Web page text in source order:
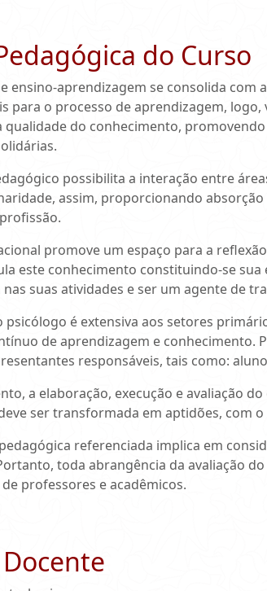
do Curso
ensino-aprendizagem se consolida
para o processo de aprendizagem,
do conhecimento,
possibilita a interação entre
assim, proporcionando
promove um espaço para a
este conhecimento constituindo-se
nas suas atividades e ser um agente de
psicólogo é extensiva aos setores
de aprendizagem e
responsáveis, tais como:
a elaboração, execução e avaliação
ser transformada em aptidões, com
referenciada implica em
toda abrangência da avaliação
professores e acadêmicos.